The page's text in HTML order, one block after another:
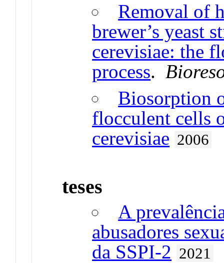
Removal of
brewer’s yeast
cerevisiae: the
process.
Biosorption
flocculent cells
cerevisiae 2006
teses
A
abusadores
da SSPI-2 2021